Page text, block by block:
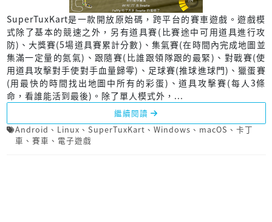
SuperTuxKart是一款開放原始碼，跨平台的賽車遊戲。遊戲模
式除了基本的競速之外，另有道具賽(比賽途中可用道具進行攻
防)、大獎賽(5場道具賽累計分數)、集氣賽(在時間內完成地圖並
集滿一定量的氮氣)、跟隨賽(比誰跟領隊跟的最緊)、對戰賽(使
用道具攻擊對手使對手血量歸零)、足球賽(推球進球門)、獵蛋賽
(用最快的時間找出地圖中所有的彩蛋)、道具攻擊賽(每人3條
命，看誰能活到最後)。除了單人模式外，...
繼續閱讀
Android 、 Linux 、 SuperTuxKart 、 Windows 、 macOS 、 卡丁
車 、 賽車 、 電子遊戲